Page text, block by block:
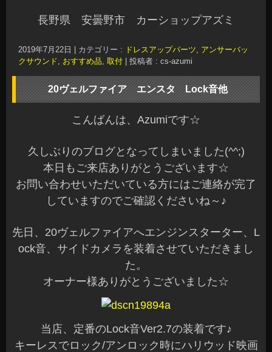
長野県 安曇野市 カーショップアズミ
2019年7月22日 カテゴリー : ドレスアップパーツ, アンサーバッ
クサウンド, おすすめ品, 取付 投稿者 : cs-azumi
20ヴェルファイア エンスタ Lock音他
こんばんは、Azumiです☆
久しぶりのブログとなってしまいました(^^;)
本日もご来店ありがとうございます☆
お問い合わせいただいている方にはご連絡が完了
していますのでご確認くださいね～♪
先日、20ヴェルファイアへエンジンスターター、L
ock音、サイドカメラを装着させていただきまし
た。
オーナー様ありがとうございました☆
当店、定番のLock音Ver2.7の装着です♪
キーレスでロック/アンロック時にハリウッド映画